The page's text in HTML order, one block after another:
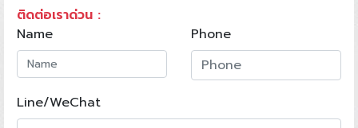
ติดต่อเราด่วน :
Name
Phone
Line/WeChat